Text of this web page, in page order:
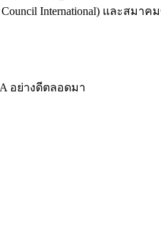
International) และสมาค
อย่างดีตลอดมา